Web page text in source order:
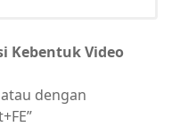
Kebentuk Video
dengan